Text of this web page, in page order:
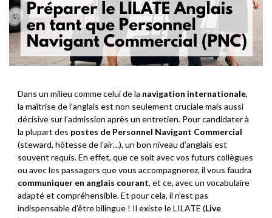
Dans un milieu comme celui de la navigation internationale,
la maîtrise de l’anglais est non seulement cruciale mais aussi
décisive sur l’admission après un entretien. Pour candidater à
la plupart des postes de Personnel Navigant Commercial
(steward, hôtesse de l’air…), un bon niveau d’anglais est
souvent requis. En effet, que ce soit avec vos futurs collègues
ou avec les passagers que vous accompagnerez, il vous faudra
communiquer en anglais courant, et ce, avec un vocabulaire
adapté et compréhensible. Et pour cela, il n’est pas
indispensable d’être bilingue ! Il existe le LILATE (Live